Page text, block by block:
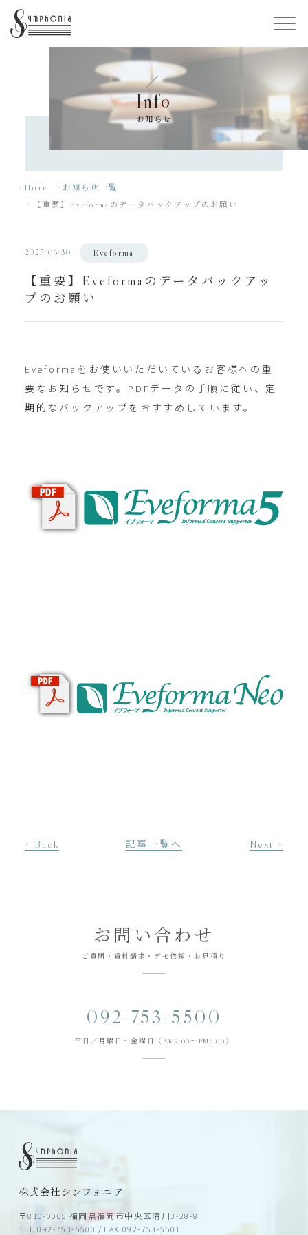
Info
お知らせ
Home
お知らせ一覧
【重要】Eveformaのデータバックアップのお願い
2025/06/30 Eveforma
【重要】Eveformaのデータバックアッ
プのお願い
Eveformaをお使いいただいているお客様への重
要なお知らせです。PDFデータの手順に従い、定
期的なバックアップをおすすめしています。
< Back 記事一覧へ Next >
お問い合わせ
ご質問・資料請求・デモ依頼・お見積り
092-753-5500
平日／月曜日～金曜日（AM9:00～PM6:00）
株式会社シンフォニア
〒810-0005 福岡県福岡市中央区清川3-28-8
TEL.092-753-5500 / FAX.092-753-5501